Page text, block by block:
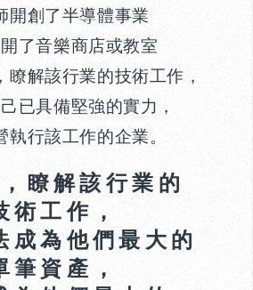
開創了半導體事業
了音樂商店或教室
瞭解該行業的技術工作，
已具備堅強的實力，
執行該工作的企業。
瞭解該行業的
術工作，
成為他們最大的
筆資產，